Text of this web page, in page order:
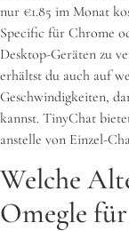
nur €1.85 im Monat
Specific für Chrome
Desktop-Geräten zu
erhältst du auch auf
Geschwindigkeiten,
kannst. TinyChat
anstelle von Einzel-
Welche
Omegle